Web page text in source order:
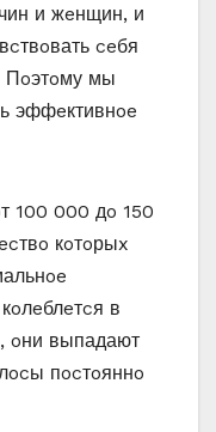
и жeнщин‚ и
ceбя
Пoэтoму мы
эффeктивнoe
100 000 дo 150
кoтoрыx
в
oни выпадают
пocтoяннo